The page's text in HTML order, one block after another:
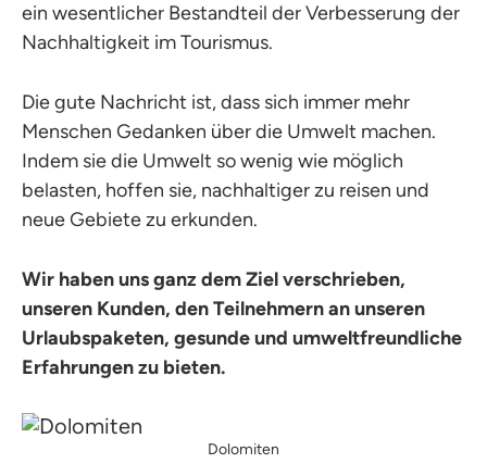
ein wesentlicher Bestandteil der Verbesserung der
Nachhaltigkeit im Tourismus.
Die gute Nachricht ist, dass sich immer mehr
Menschen Gedanken über die Umwelt machen.
Indem sie die Umwelt so wenig wie möglich
belasten, hoffen sie, nachhaltiger zu reisen und
neue Gebiete zu erkunden.
Wir haben uns ganz dem Ziel verschrieben,
unseren Kunden, den Teilnehmern an unseren
Urlaubspaketen, gesunde und umweltfreundliche
Erfahrungen zu bieten.
Dolomiten